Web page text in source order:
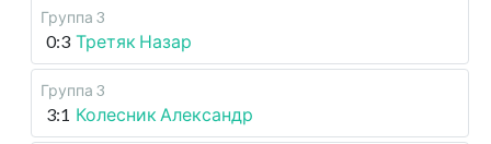
Группа 3
0:3 Третяк Назар
Группа 3
3:1 Колесник Александр